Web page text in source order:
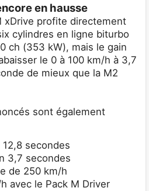
en hausse
xDrive profite directement
cylindres en ligne biturbo
ch (353 kW), mais le gain
le 0 à 100 km/h à 3,7
de mieux que la M2
sont également
secondes
3,7 secondes
de 250 km/h
avec le Pack M Driver